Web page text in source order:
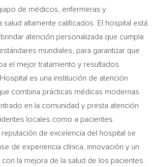
de médicos, enfermeras y
salud altamente calificados. El hospital está
atención personalizada que cumpla
mundiales, para garantizar que
el mejor tratamiento y resultados
es una institución de atención
combina prácticas médicas modernas
en la comunidad y presta atención
locales como a pacientes
reputación de excelencia del hospital se
de experiencia clínica, innovación y un
la mejora de la salud de los pacientes.